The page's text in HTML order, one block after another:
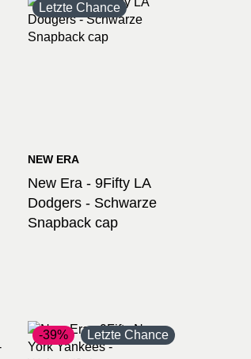
Letzte Chance
NEW ERA
New Era - 9Fifty LA
Dodgers - Schwarze
Snapback cap
-39% Letzte Chance